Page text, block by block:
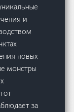
и
новых
монстры
за